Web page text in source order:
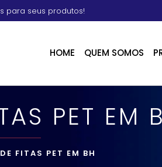
para seus produtos!
HOME QUEM SOMOS
PET EM
FITAS PET EM BH